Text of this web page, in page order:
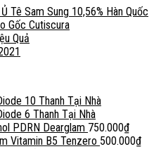
Tê Sam Sung 10,56% Hàn Quốc
Gốc Cutiscura
Quả
10 Thanh Tại Nhà
6 Thanh Tại Nhà
PDRN Dearglam 750.000₫
Vitamin B5 Tenzero 500.000₫